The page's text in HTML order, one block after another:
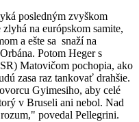
posledným zvyškom
na európskom samite,
a ešte sa snaží na
Potom Heger s
Matovičom pochopia, ako
zasa raz tankovať drahšie.
Gyimesiho, aby celé
v Bruseli ani nebol. Nad
povedal Pellegrini.